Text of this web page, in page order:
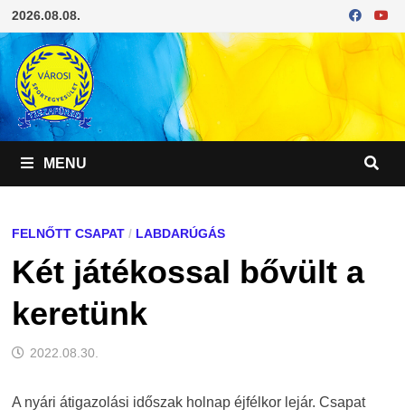
Skip
to
content
2026.08.08.
MENU
FELNŐTT CSAPAT/ LABDARÚGÁS
Két játékossal bővült a
keretünk
2022.08.30.
A nyári átigazolási időszak holnap éjfélkor lejár. Csapat